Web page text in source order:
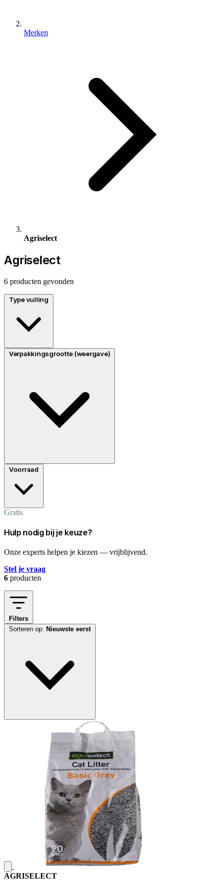
Merken
Agriselect
Agriselect
6 producten gevonden
Type vulling
Verpakkingsgrootte (weergave)
Voorraad
Gratis
Hulp nodig bij je keuze?
Onze experts helpen je kiezen — vrijblijvend.
Stel je vraag
6 producten
Filters
Sorteren op: Nieuwste eerst
AGRISELECT